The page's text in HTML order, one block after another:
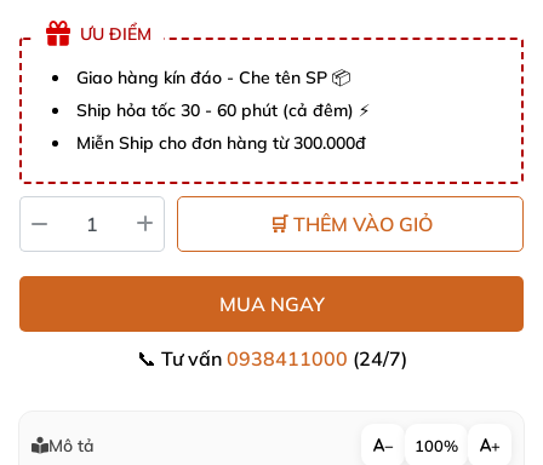
ƯU ĐIỂM
Giao hàng kín đáo - Che tên SP 📦
Ship hỏa tốc 30 - 60 phút (cả đêm) ⚡
Miễn Ship cho đơn hàng từ 300.000đ
🛒 THÊM VÀO GIỎ
MUA NGAY
📞 Tư vấn 0938411000 (24/7)
Mô tả − 100% +